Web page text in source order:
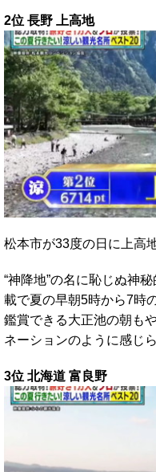
2位 長野 上高地
松本市が33度の日に上高
“神降地”の名に恥じぬ神
載で夏の早朝5時から7時
鑑賞できる大正池の朝も
ネーションのように感じ
3位 北海道 富良野